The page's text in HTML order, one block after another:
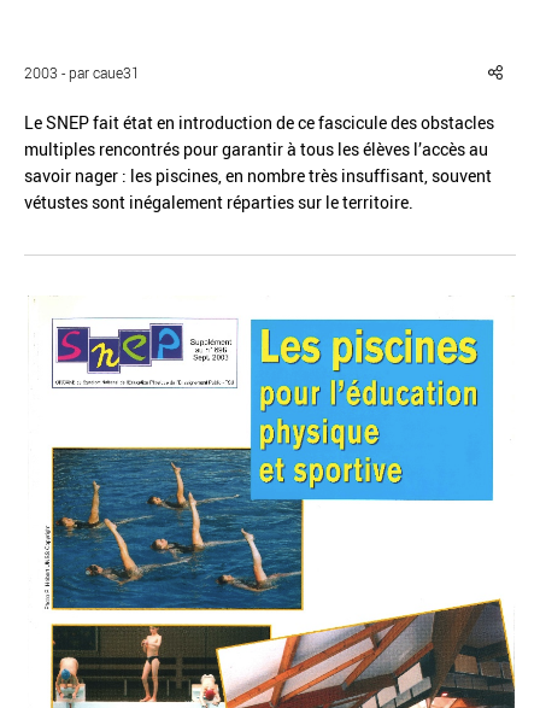
Réinitialiser Fermer la recherche avancée
2003 - par caue31
Le SNEP fait état en introduction de ce fascicule des obstacles
multiples rencontrés pour garantir à tous les élèves l’accès au
savoir nager : les piscines, en nombre très insuffisant, souvent
vétustes sont inégalement réparties sur le territoire.